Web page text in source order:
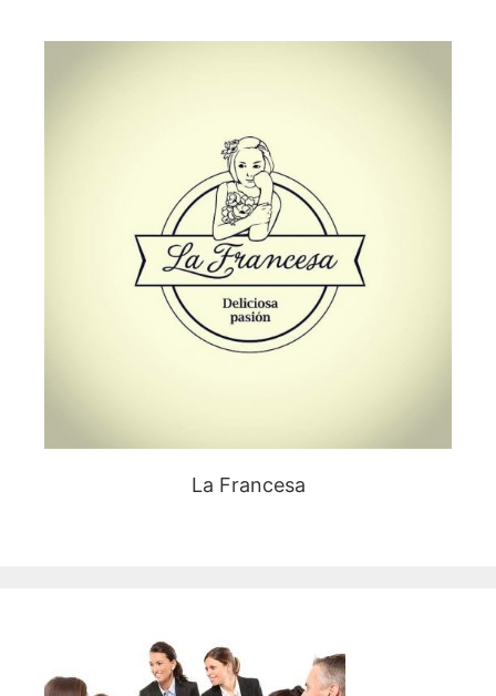
La Francesa